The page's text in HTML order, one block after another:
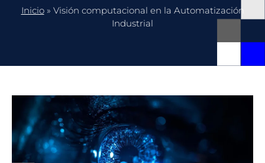
Inicio» Visión computacional en la Automatización
Industrial